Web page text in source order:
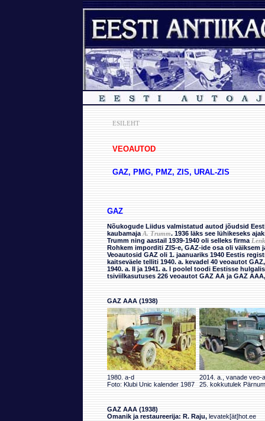
ESILEHT
VEOAUTOD
GAZ, PMG, PMZ, ZIS, URAL-ZIS
GAZ
Nõukogude Liidus valmistatud autod jõudsid
kaubamaja A. Trumm. 1936 läks see lühikeseks
Trumm ning aastail 1939-1940 oli selleks firma
Rohkem imporditi ZIS-e, GAZ-ide osa oli väiksem
Veoautosid GAZ oli 1. jaanuariks 1940 Eestis
kaitseväele telliti 1940. a. kevadel 40 veoautot
1940. a. II ja 1941. a. I poolel toodi Eestisse
tsiviilkasutuses 226 veoautot GAZ AA ja GAZ
GAZ AAA (1938)
1980. a-d
Foto: Klubi Unic kalender 1987
2014. a., vanade veo-
25. kokkutulek
GAZ AAA (1938)
Omanik ja restaureerija: R. Raju, levatek[ät]hot.ee